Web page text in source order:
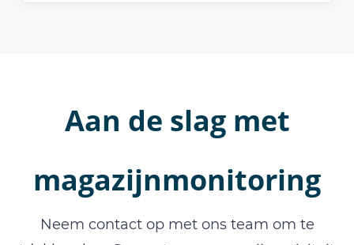
Aan de slag met
magazijnmonitoring
Neem contact op met ons team om te